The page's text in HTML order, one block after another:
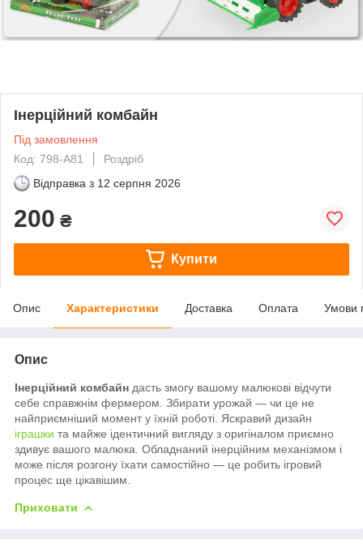
Інерційний комбайн
Під замовлення
Код: 798-A81
Роздріб
Відправка з 12 серпня 2026
200 ₴
Купити
Опис Характеристики Доставка Оплата Умови
Опис
Інерційний комбайн дасть змогу вашому малюкові відчути
себе справжнім фермером. Збирати урожай — чи це не
найприємніший момент у їхній роботі. Яскравий дизайн
іграшки та майже ідентичний вигляду з оригіналом приємно
здивує вашого малюка. Обладнаний інерційним механізмом і
може після розгону їхати самостійно — це робить ігровий
процес ще цікавішим.
Приховати